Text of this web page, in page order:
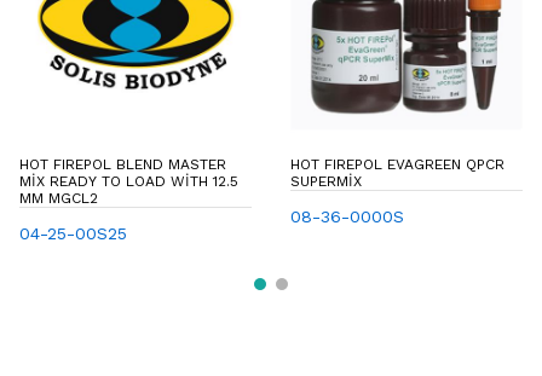
HOT FIREPOL BLEND MASTER
MIX READY TO LOAD WITH 12.5
MM MGCL2
04-25-00S25
HOT FIREPOL EVAGREEN QPCR
SUPERMIX
08-36-0000S